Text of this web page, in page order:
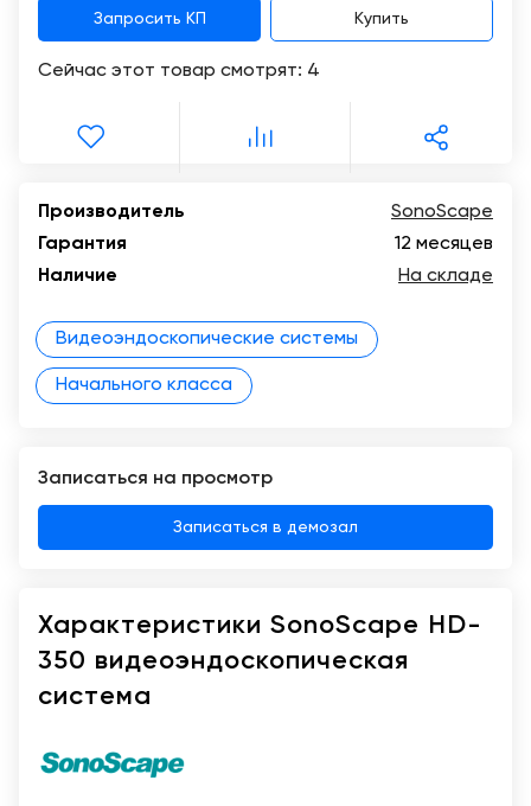
Запросить КП Купить
Сейчас этот товар смотрят: 4
Производитель
SonoScape
Гарантия
12 месяцев
Наличие
На складе
Видеоэндоскопические системы
Начального класса
Записаться на просмотр
Записаться в демозал
Характеристики SonoScape HD-
350 видеоэндоскопическая
система